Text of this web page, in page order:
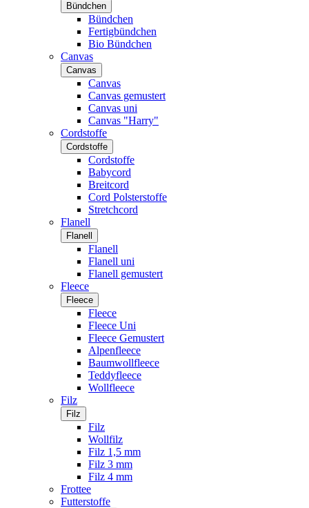
Bündchen
Bündchen
Fertigbündchen
Bio Bündchen
Canvas
Canvas
Canvas
Canvas gemustert
Canvas uni
Canvas "Harry"
Cordstoffe
Cordstoffe
Cordstoffe
Babycord
Breitcord
Cord Polsterstoffe
Stretchcord
Flanell
Flanell
Flanell
Flanell uni
Flanell gemustert
Fleece
Fleece
Fleece
Fleece Uni
Fleece Gemustert
Alpenfleece
Baumwollfleece
Teddyfleece
Wollfleece
Filz
Filz
Filz
Wollfilz
Filz 1,5 mm
Filz 3 mm
Filz 4 mm
Frottee
Futterstoffe